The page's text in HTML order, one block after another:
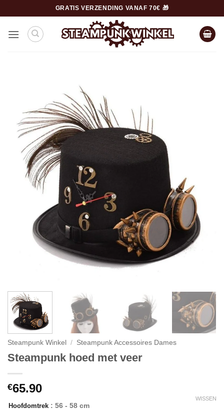
naar
inhoud
GRATIS VERZENDING VANAF 70€ 🎁
Steampunk Winkel / Steampunk Accessoires Dames
Steampunk hoed met veer
€65.90
Hoofdomtrek : 56 - 58 cm
WISSEN